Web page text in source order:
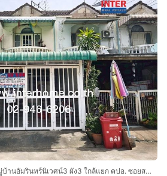
ทาวน์เฮ้าส์ 2 ชั้น 16 ตร.ว. หมู่บ้านอัมรินทร์นิเวศน์3 ผัง3 ใกล้แยก คปอ. ซอยสายไหม20 ถนนพหลโยธิน ถนนสายไหม เขตสายไหม กรุงเทพมหานคร